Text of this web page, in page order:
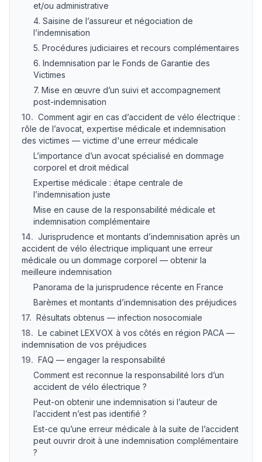
et/ou administrative
4. Saisine de l’assureur et négociation de
l’indemnisation
5. Procédures judiciaires et recours complémentaires
6. Indemnisation par le Fonds de Garantie des
Victimes
7. Mise en œuvre d’un suivi et accompagnement
post-indemnisation
10. Comment agir en cas d’accident de vélo électrique :
rôle de l’avocat, expertise médicale et indemnisation
des victimes — victime d'une erreur médicale
L’importance d’un avocat spécialisé en dommage
corporel et droit médical
Expertise médicale : étape centrale de
l’indemnisation juste
Mise en cause de la responsabilité médicale et
indemnisation complémentaire
14. Jurisprudence et montants d’indemnisation après un
accident de vélo électrique impliquant une erreur
médicale ou un dommage corporel — obtenir la
meilleure indemnisation
Panorama de la jurisprudence récente en France
Barèmes et montants d’indemnisation des préjudices
17. Résultats obtenus — infection nosocomiale
18. Le cabinet LEXVOX à vos côtés en région PACA —
indemnisation de vos préjudices
19. FAQ — engager la responsabilité
Comment est reconnue la responsabilité lors d’un
accident de vélo électrique ?
Peut-on obtenir une indemnisation si l’auteur de
l’accident n’est pas identifié ?
Est-ce qu’une erreur médicale à la suite de l’accident
peut ouvrir droit à une indemnisation complémentaire
?